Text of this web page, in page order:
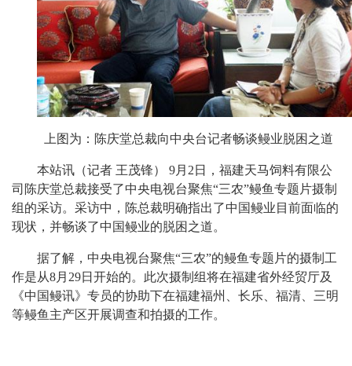
上图为：陈庆堂总裁向中央台记者畅谈鳗业脱困之道
本站讯（记者 王茂锋） 9月 2 日，福建天马饲料有限公
司陈庆堂总裁接受了中央电视台聚焦“三农”鳗鱼专题片摄制
组的采访。采访中，陈总裁明确指出了中国鳗业目前面临的
现状，并畅谈了中国鳗业的脱困之道。
据了解，中央电视台聚焦“三农”的鳗鱼专题片的摄制工
作是从8月 29日开始的。此次摄制组将在福建省外经贸厅及
《中国鳗讯》专员的协助下在福建福州、长乐、福清、三明
等鳗鱼主产区开展调查和拍摄的工作。